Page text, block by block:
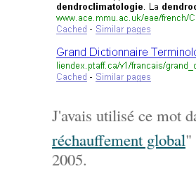
J'avais utilisé ce mot
réchauffement global"
2005.